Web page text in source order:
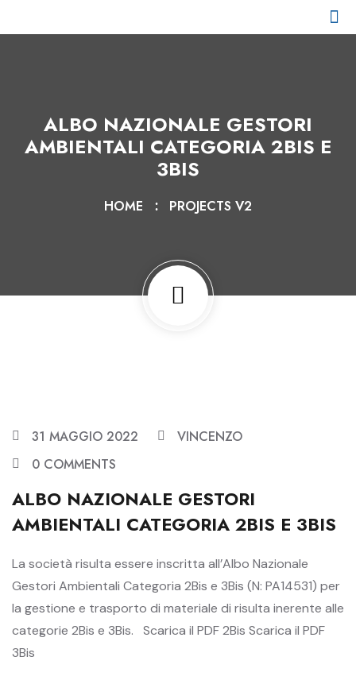
ALBO NAZIONALE GESTORI
AMBIENTALI CATEGORIA 2BIS E
3BIS
HOME PROJECTS V2
31 MAGGIO 2022
VINCENZO
0 COMMENTS
ALBO NAZIONALE GESTORI
AMBIENTALI CATEGORIA 2BIS E 3BIS
La società risulta essere inscritta all’Albo Nazionale
Gestori Ambientali Categoria 2Bis e 3Bis (N: PA14531) per
la gestione e trasporto di materiale di risulta inerente alle
categorie 2Bis e 3Bis. Scarica il PDF 2Bis Scarica il PDF
3Bis